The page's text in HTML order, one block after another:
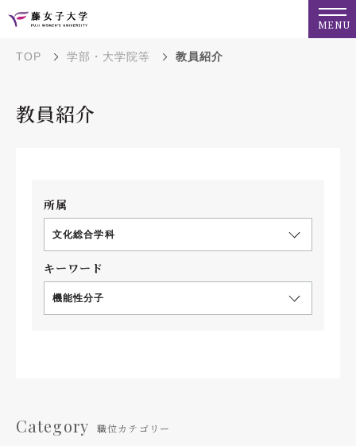
MENU
TOP 学部・大学院等 教員紹介
教員紹介
所属
文化総合学科
キーワード
機能性分子
Category 職位カテゴリー